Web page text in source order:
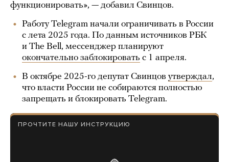
функционировать», — добавил Свинцов.
Работу Telegram начали ограничивать в России
с лета 2025 года. По данным источников РБК
и The Bell, мессенджер планируют
окончательно заблокировать с 1 апреля.
В октябре 2025-го депутат Свинцов утверждал,
что власти России не собираются полностью
запрещать и блокировать Telegram.
ПРОЧТИТЕ НАШУ ИНСТРУКЦИЮ